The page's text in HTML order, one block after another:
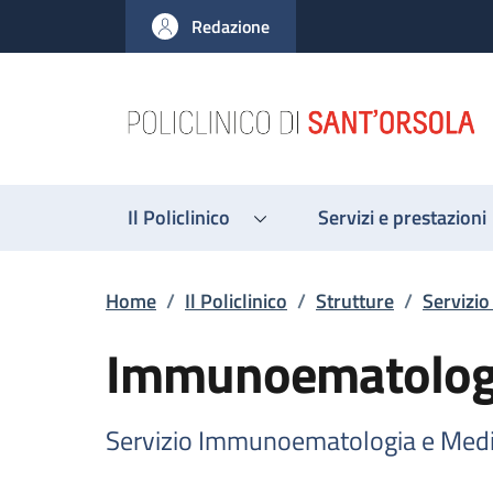
al contenuto principale
to footer content
Redazione
Il Policlinico Servizi e prestazioni
Briciole di pane
Home / Il Policlinico / Strutture /
Servizio Immunoematologia e